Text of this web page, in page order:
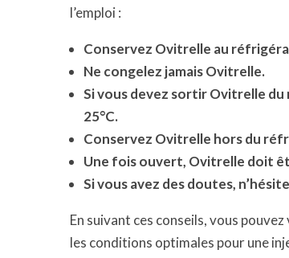
l’emploi :
Conservez Ovitrelle au
Ne congelez jamais Ovitrelle.
Si vous devez sortir Ovitrelle
25°C.
Conservez Ovitrelle hors du
Une fois ouvert, Ovitrelle doit
Si vous avez des doutes,
En suivant ces conseils, vous
les conditions optimales pour une